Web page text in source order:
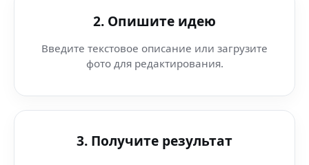
2. Опишите идею
Введите текстовое описание или загрузите
фото для редактирования.
3. Получите результат